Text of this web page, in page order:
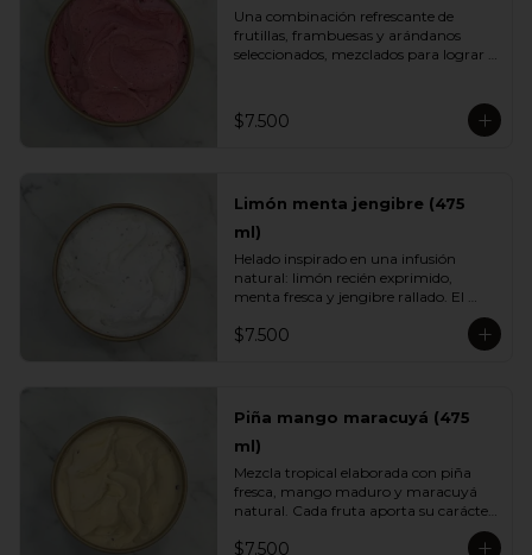
Una combinación refrescante de
frutillas, frambuesas y arándanos
seleccionados, mezclados para lograr
textura ligera lo convierten en un
helado fresco, aromático y perfecto
$7.500
Limón menta jengibre (475
ml)
Helado inspirado en una infusión
natural: limón recién exprimido,
menta fresca y jengibre rallado. El
refrescante y ligeramente especiado,
$7.500
Piña mango maracuyá (475
ml)
Mezcla tropical elaborada con piña
fresca, mango maduro y maracuyá
natural. Cada fruta aporta su carácter:
dulzor, jugosidad y acidez vibrante. Un
helado ligero, muy refrescante y lleno
$7.500